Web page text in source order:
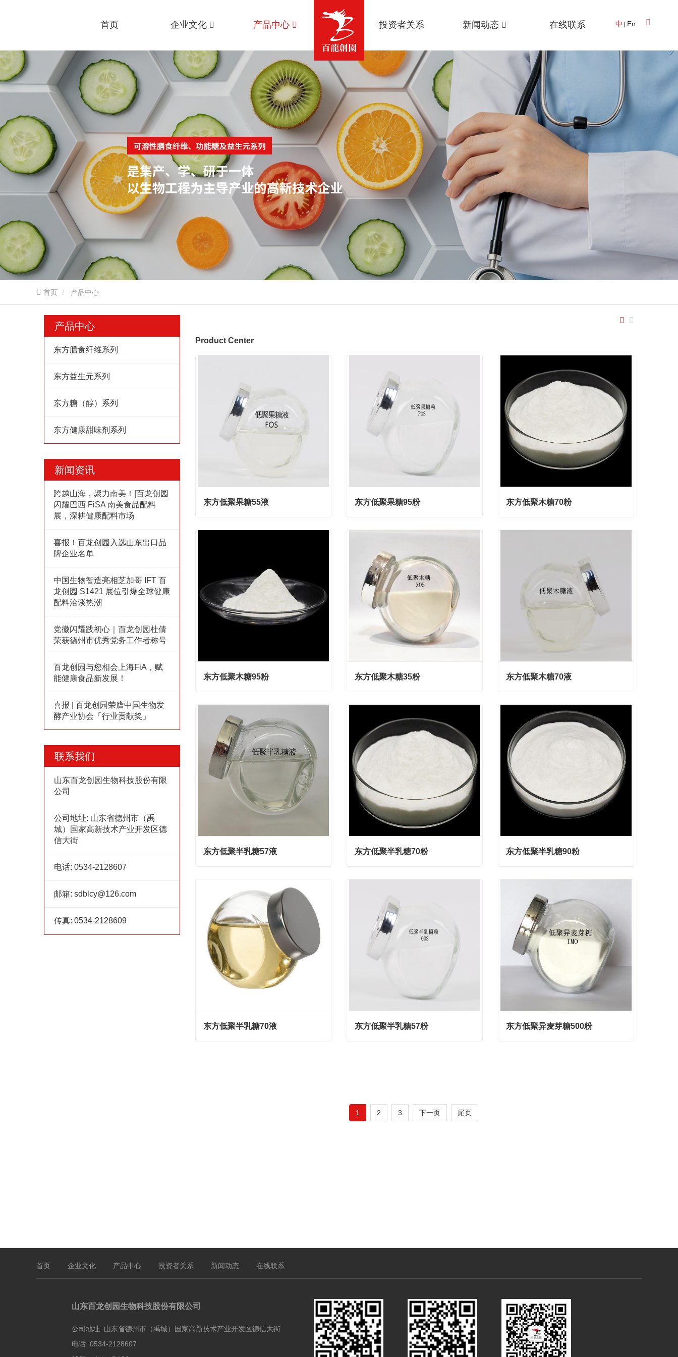
首页 企业文化 产品中心 投资者关系 新闻动态 在线联系 中 En
首页 产品中心
产品中心
东方膳食纤维系列
东方益生元系列
东方糖（醇）系列
东方健康甜味剂系列
新闻资讯
跨越山海，聚力南美！|百龙创园
闪耀巴西 FiSA 南美食品配料
展，深耕健康配料市场
喜报！百龙创园入选山东出口品
牌企业名单
中国生物智造亮相芝加哥 IFT 百
龙创园 S1421 展位引爆全球健康
配料洽谈热潮
党徽闪耀践初心｜百龙创园杜倩
荣获德州市优秀党务工作者称号
百龙创园与您相会上海FiA，赋
能健康食品新发展！
喜报 | 百龙创园荣膺中国生物发
酵产业协会「行业贡献奖」
联系我们
山东百龙创园生物科技股份有限
公司
公司地址: 山东省德州市（禹
城）国家高新技术产业开发区德
信大街
电话: 0534-2128607
邮箱: sdblcy@126.com
传真: 0534-2128609
Product Center
东方低聚果糖55液
东方低聚果糖55液
东方低聚果糖95粉
东方低聚果糖95粉
东方低聚木糖70粉
东方低聚木糖70粉
东方低聚木糖95粉
东方低聚木糖95粉
Contact Now
东方低聚木糖35粉
东方低聚木糖35粉
Contact Now
东方低聚木糖70液
东方低聚木糖70液
Contact Now
东方低聚半乳糖57液
Contact Now
东方低聚半乳糖70粉
东方低聚半乳糖70粉
东方低聚半乳糖90粉
东方低聚半乳糖90粉
东方低聚半乳糖70液 东方低聚半乳糖57粉 东方低聚异麦芽糖500粉
1 2 3 下一页 尾页
首页 企业文化 产品中心 投资者关系 新闻动态 在线联系
山东百龙创园生物科技股份有限公司
公司地址: 山东省德州市（禹城）国家高新技术产业开发区德信大街
电话: 0534-2128607